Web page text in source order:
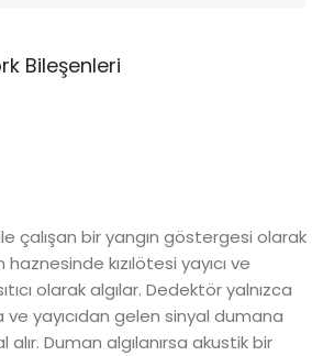
Bileşenleri
çalışan bir yangın göstergesi olarak
haznesinde kızılötesi yayıcı ve
olarak algılar. Dedektör yalnızca
yayıcıdan gelen sinyal dumana
alır. Duman algılanırsa akustik bir